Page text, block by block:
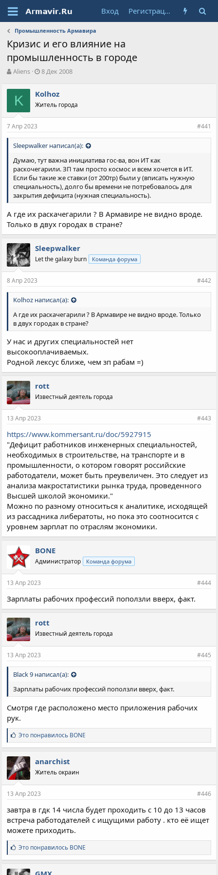
Вход Регистрация
Промышленность Армавира
Кризис и его влияние на
промышленность в городе
А
т
о
р
т
е
ы
Aliens
Д
а
н
л
а
8 Дек 2008
K Kolhoz
Житель города
7 Апр 2023 #441
Sleepwalker написал(а):
Думаю, тут важна инициатива гос-ва, вон ИТ как
раскочегарили. ЗП там просто космос и всем хочется в ИТ.
Если бы такие же ставки (от 200тр) были у (вписать нужную
специальность), долго бы времени не потребовалось для
закрытия дефицита (нужная специальность).
А где их раскачегарили ? В Армавире не видно вроде.
Только в двух городах в стране?
Sleepwalker
Let the galaxy burn Команда форума
8 Апр 2023 #442
Kolhoz написал(а):
А где их раскачегарили ? В Армавире не видно вроде. Только
в двух городах в стране?
У нас и других специальностей нет
высокооплачиваемых.
Родной лексус ближе, чем зп рабам =)
rott
Известный деятель города
13 Апр 2023 #443
https://www.kommersant.ru/doc/5927915
"Дефицит работников инженерных специальностей,
необходимых в строительстве, на транспорте и в
промышленности, о котором говорят российские
работодатели, может быть преувеличен. Это следует из
анализа макростатистики рынка труда, проведенного
Высшей школой экономики."
Можно по разному относиться к аналитике, исходящей
из рассадника либератоты, но пока это соотносится с
уровнем зарплат по отраслям экономики.
BONE
Администратор Команда форума
13 Апр 2023 #444
Зарплаты рабочих профессий поползли вверх, факт.
rott
Известный деятель города
13 Апр 2023 #445
Black 9 написал(а):
Зарплаты рабочих профессий поползли вверх, факт.
Смотря где расположено место приложения рабочих
рук.
С
и
м
п
а
т
и
:
Это понравилось BONE
anarchist
Житель окраин
13 Апр 2023 #446
завтра в гдк 14 числа будет проходить с 10 до 13 часов
встреча работодателей с ищущими работу . кто её ищет
можете приходить.
С
и
м
п
Это понравилось BONE